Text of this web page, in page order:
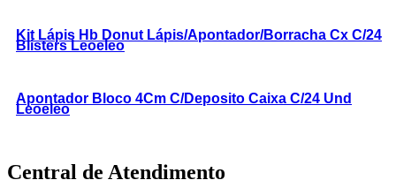
Kit Lápis Hb Donut Lápis/Apontador/Borracha Cx C/24
Blisters Leoeleo
Apontador Bloco 4Cm C/Deposito Caixa C/24 Und
Leoeleo
Central de Atendimento